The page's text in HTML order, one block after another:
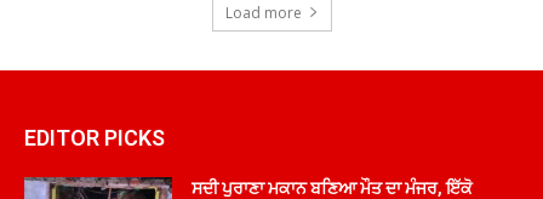
Load more
EDITOR PICKS
ਸਦੀ ਪੁਰਾਣਾ ਮਕਾਨ ਬਣਿਆ ਮੌਤ ਦਾ ਮੰਜਰ, ਇੱਕੋ